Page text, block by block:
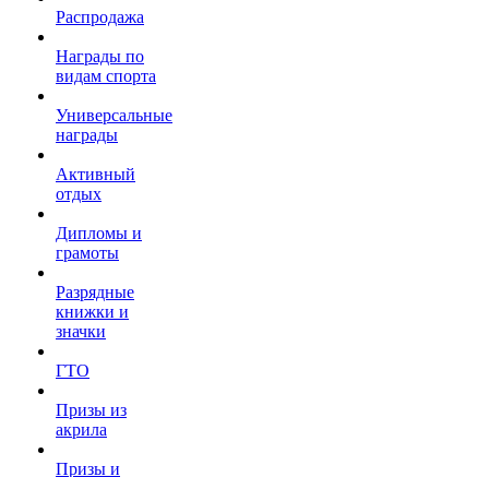
Распродажа
Награды по
видам спорта
Универсальные
награды
Активный
отдых
Дипломы и
грамоты
Разрядные
книжки и
значки
ГТО
Призы из
акрила
Призы и